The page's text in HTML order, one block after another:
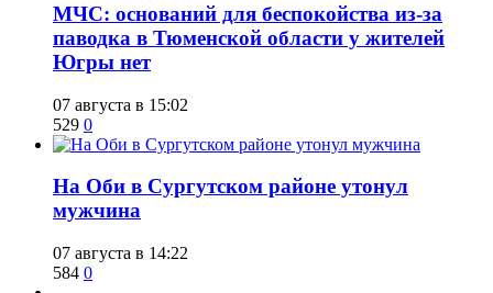
​МЧС: оснований для беспокойства из-за
паводка в Тюменской области у жителей
Югры нет
07 августа в 15:02
529 0
​На Оби в Сургутском районе утонул
мужчина
07 августа в 14:22
584 0